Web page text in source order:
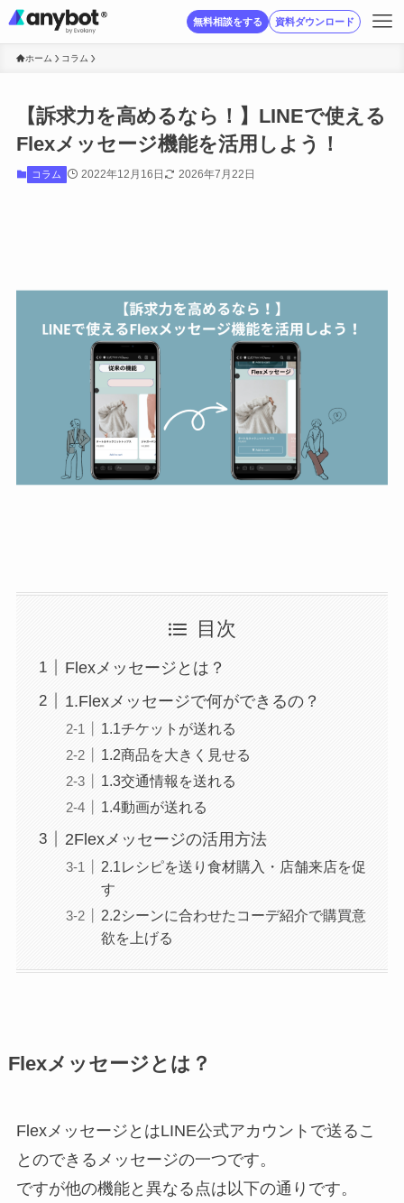
無料相談をする 資料ダウンロード
ホーム コラム
【訴求力を高めるなら！】LINEで使える
Flexメッセージ機能を活用しよう！
コラム 2022年12月16日 2026年7月22日
目次
Flexメッセージとは？
1.Flexメッセージで何ができるの？
1.1チケットが送れる
1.2商品を大きく見せる
1.3交通情報を送れる
1.4動画が送れる
2Flexメッセージの活用方法
2.1レシピを送り食材購入・店舗来店を促
す
2.2シーンに合わせたコーデ紹介で購買意
欲を上げる
Flexメッセージとは？
FlexメッセージとはLINE公式アカウントで送るこ
とのできるメッセージの一つです。
ですが他の機能と異なる点は以下の通りです。